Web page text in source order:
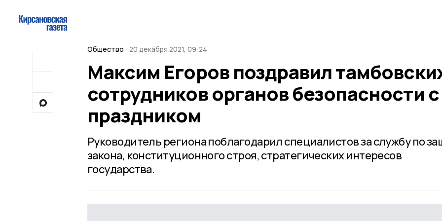
Общество 20 декабря 2021, 09:24
Максим Егоров поздравил
сотрудников органов безопасности с
праздником
Руководитель региона поблагодарил специалистов за службу по
закона, конституционного строя, стратегических интересов
государства.